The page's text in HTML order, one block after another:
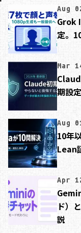
Aug
Grok
定。
Mar
期設
Aug
10年
Lean
Apr
ド）
説